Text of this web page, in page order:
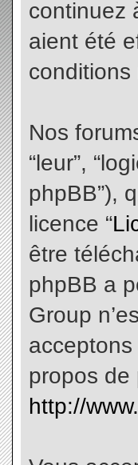
continuez
aient été
conditions
Nos
“leur”,
phpBB”),
licence “
être
phpBB a
Group
acceptons
propos
http://